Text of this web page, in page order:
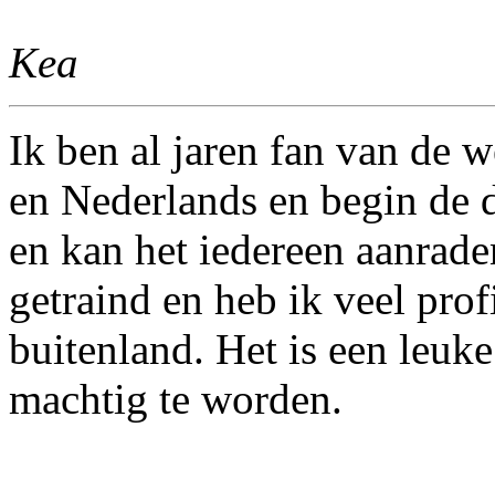
Kea
Ik ben al jaren fan van de
en Nederlands en begin
en kan het iedereen
getraind en heb ik veel
buitenland. Het is een
machtig te worden.